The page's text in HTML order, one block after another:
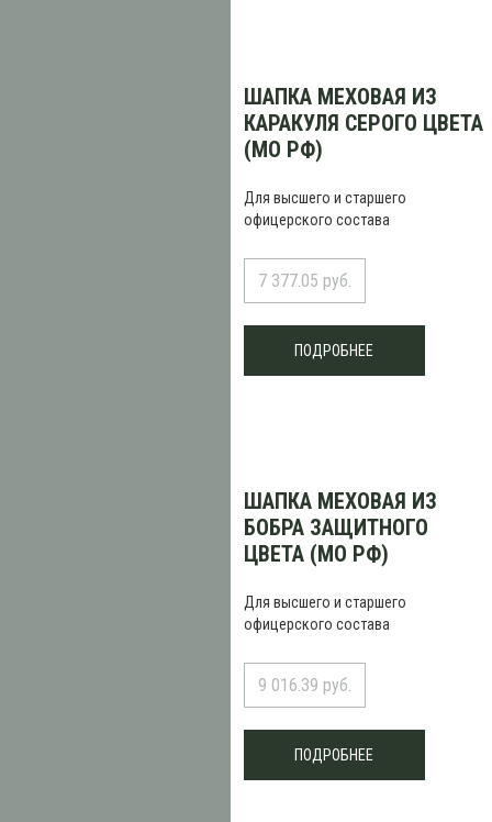
ШАПКА МЕХОВАЯ ИЗ
КАРАКУЛЯ СЕРОГО ЦВЕТА
(МО РФ)
Для высшего и старшего
офицерского состава
7 377.05 руб.
ПОДРОБНЕЕ
ШАПКА МЕХОВАЯ ИЗ
БОБРА ЗАЩИТНОГО
ЦВЕТА (МО РФ)
Для высшего и старшего
офицерского состава
9 016.39 руб.
ПОДРОБНЕЕ